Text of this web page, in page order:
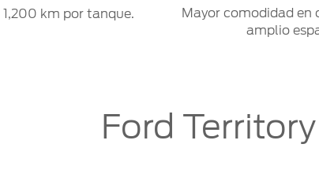
km por tanque.
Mayor comodidad en
amplio
Ford